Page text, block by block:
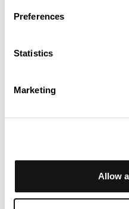
Preferences
Statistics
Marketing
Allow
© Vieux-Boucau Contis